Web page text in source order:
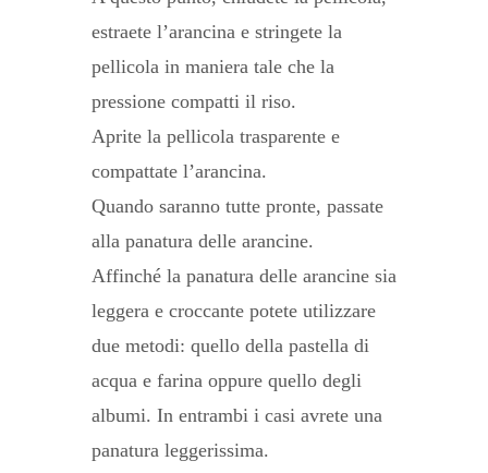
estraete l’arancina e stringete la
pellicola in maniera tale che la
pressione compatti il riso.
Aprite la pellicola trasparente e
compattate l’arancina.
Quando saranno tutte pronte, passate
alla panatura delle arancine.
Affinché la panatura delle arancine sia
leggera e croccante potete utilizzare
due metodi: quello della pastella di
acqua e farina oppure quello degli
albumi. In entrambi i casi avrete una
panatura leggerissima.